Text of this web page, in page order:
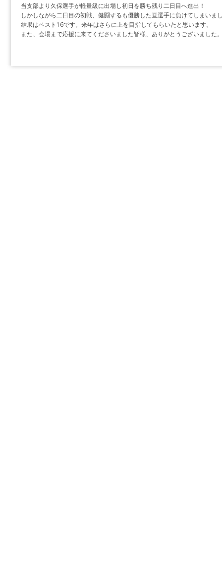
当支部より久保選手が軽量級に出場し初日を勝ち残り二日目へ進出！
しかしながら二日目の初戦、健闘するも優勝した亘選手に負けてしまいま
結果はベスト16です。来年はさらに上を目指してもらいたと思います。
また、会場まで応援に来てくださいました皆様、ありがとうございました